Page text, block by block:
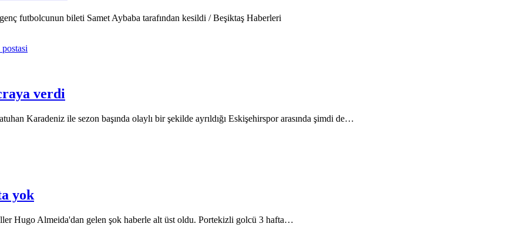
futbolcunun bileti Samet Aybaba tarafından kesildi / Beşiktaş Haberleri
verdi
Karadeniz ile sezon başında olaylı bir şekilde ayrıldığı Eskişehirspor arasında şimdi de…
yok
Hugo Almeida'dan gelen şok haberle alt üst oldu. Portekizli golcü 3 hafta…